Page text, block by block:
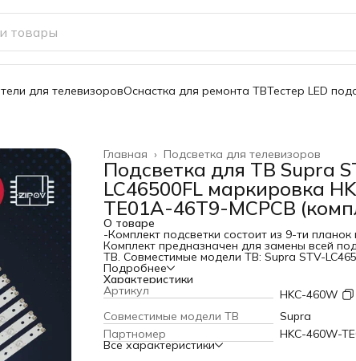
для телевизоровОснастка для ремонта ТВТестер LED
Подсветка для телевизоров
Главная ›
Подсветка для ТВ Supra
LC46500FL маркировка
TE01A-46T9-MCPCB
О товаре
-Комплект подсветки состоит из 9-ти
Комплект предназначен для замены всей
ТВ. Совместимые модели ТВ: Supra STV-
HKC-460W-TE01A-46T9-MCPCB Технические
Длина: 529мм Напряжение 1-го светодиода:
Подробнее
Характеристики
Артикул
HKC-460W
Cовместимые модели ТВ
Supra
Партномер
HKC-460W-
Все характеристики